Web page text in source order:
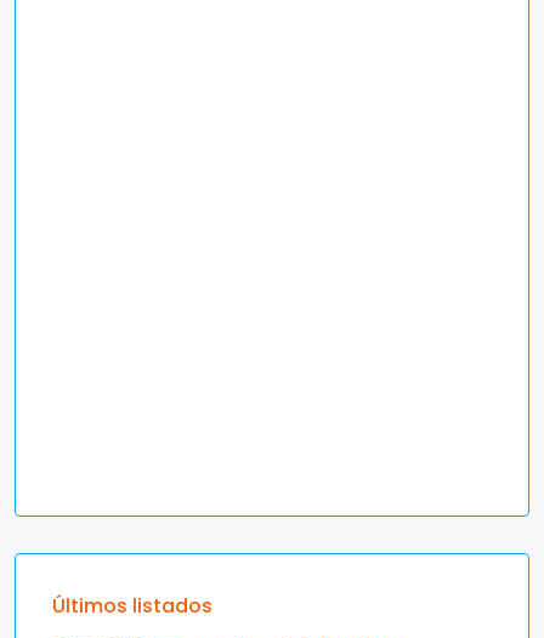
Últimos listados